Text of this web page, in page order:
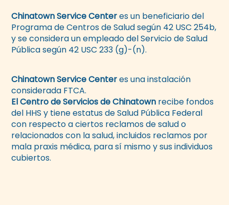
Chinatown Service Centeres un beneficiario del
Programa de Centros de Salud según 42 USC 254b,
y se considera un empleado del Servicio de Salud
Pública según 42 USC 233 (g)-(n).
Chinatown Service Centeres una instalación
considerada FTCA.
El Centro de Servicios de Chinatown recibe fondos
del HHS y tiene estatus de Salud Pública Federal
con respecto a ciertos reclamos de salud o
relacionados con la salud, incluidos reclamos por
mala praxis médica, para sí mismo y sus individuos
cubiertos.